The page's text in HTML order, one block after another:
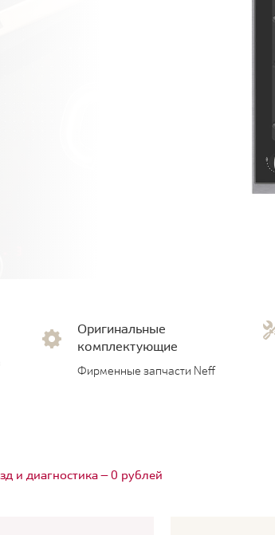
Оригинальные
комплектующие
Фирменные запчасти Neff
и диагностика — 0 рублей